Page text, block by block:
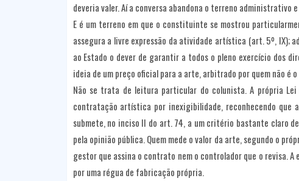
deveria valer. Aí a conversa abandona o terreno
E é um terreno em que o constituinte se mostrou
assegura a livre expressão da atividade artística (art. 5º,
ao Estado o dever de garantir a todos o pleno exercício dos
ideia de um preço oficial para a arte, arbitrado por quem não é
Não se trata de leitura particular do colunista. A própria
contratação artística por inexigibilidade, reconhecendo que
submete, no inciso II do art. 74, a um critério bastante claro
pela opinião pública. Quem mede o valor da arte, segundo o
gestor que assina o contrato nem o controlador que o revisa.
por uma régua de fabricação própria.